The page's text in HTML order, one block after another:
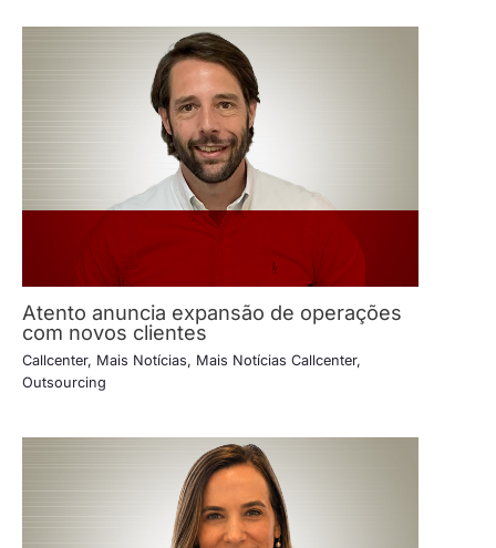
Atento anuncia expansão de operações
com novos clientes
Callcenter, Mais Notícias, Mais Notícias Callcenter,
Outsourcing